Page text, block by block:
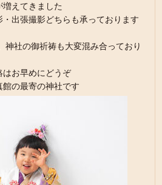
えてきました
出張撮影どちらも承っております
神社の御祈祷も大変混み合っており
はお早めにどうぞ
館の最寄の神社です